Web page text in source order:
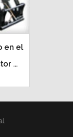
en el
...